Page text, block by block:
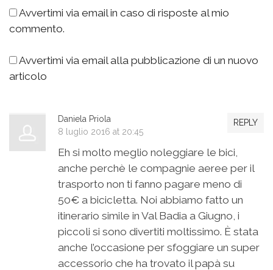
Avvertimi via email in caso di risposte al mio
commento.
Avvertimi via email alla pubblicazione di un nuovo
articolo
REPLY
Daniela Priola
8 luglio 2016 at 20:45
Eh si molto meglio noleggiare le bici,
anche perchè le compagnie aeree per il
trasporto non ti fanno pagare meno di
50€ a bicicletta. Noi abbiamo fatto un
itinerario simile in Val Badia a Giugno, i
piccoli si sono divertiti moltissimo. È stata
anche l’occasione per sfoggiare un super
accessorio che ha trovato il papà su